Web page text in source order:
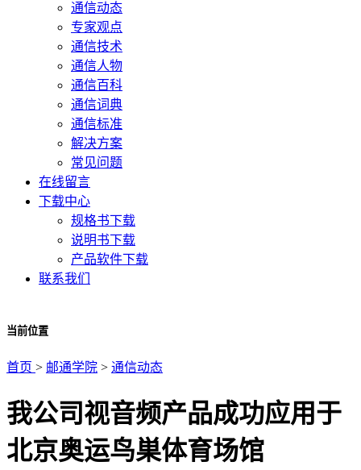
通信动态
专家观点
通信技术
通信人物
通信百科
通信词典
通信标准
解决方案
常见问题
在线留言
下载中心
规格书下载
说明书下载
产品软件下载
联系我们
当前位置
首页 > 邮通学院 > 通信动态
我公司视音频产品成功应用于
北京奥运鸟巣体育场馆